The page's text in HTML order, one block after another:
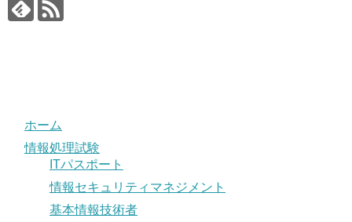
ホーム
情報処理試験
ITパスポート
情報セキュリティマネジメント
基本情報技術者